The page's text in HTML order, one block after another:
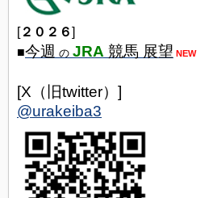
[２０２６]
■今週 の JRA 競馬 展望 NEW
[X（旧twitter）]
@urakeiba3